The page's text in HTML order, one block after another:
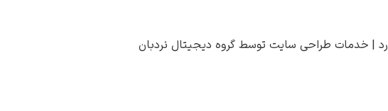
| خدمات طراحی سایت توسط گروه دیجیتال نردبان